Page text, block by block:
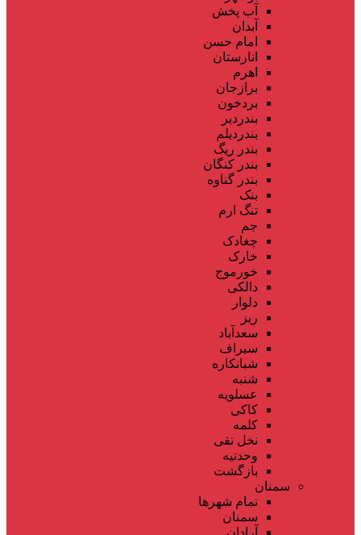
آب پخش
آبدان
امام حسن
انارستان
اهرم
برازجان
بردخون
بندردیر
بندردیلم
بندر ریگ
بندر کنگان
بندر گناوه
بنک
تنگ ارم
جم
چغادک
خارک
خورموج
دالکی
دلوار
ریز
سعدآباد
سیراف
شبانکاره
شنبه
عسلویه
کاکی
کلمه
نخل تقی
وحدتیه
بازگشت
سمنان
تمام شهر‌ها
سمنان
آرادان